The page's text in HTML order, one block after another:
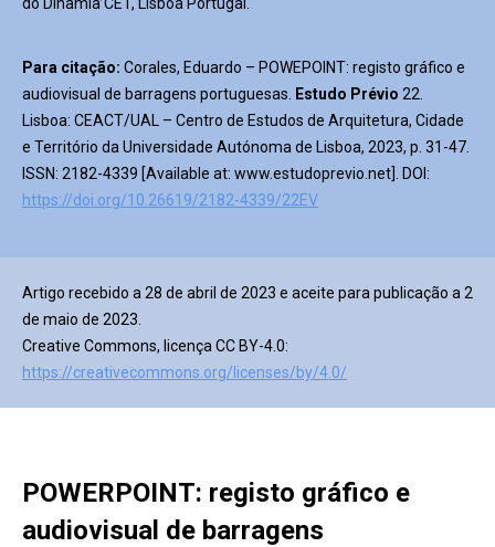
Para citação: Corales, Eduardo – POWEPOINT: registo gráfico e
audiovisual de barragens portuguesas.
Estudo Prévio 22.
Lisboa: CEACT/UAL – Centro de Estudos de Arquitetura, Cidade
e Território da Universidade Autónoma de Lisboa, 2023, p. 31-47.
ISSN: 2182-4339 [Available at: www.estudoprevio.net]. DOI:
https://doi.org/10.26619/2182-4339/22EV
Artigo recebido a 28 de abril de 2023 e aceite para publicação a 2
de maio de 2023.
Creative Commons, licença CC BY-4.0:
https://creativecommons.org/licenses/by/4.0/
POWERPOINT: registo gráfico e
audiovisual de barragens